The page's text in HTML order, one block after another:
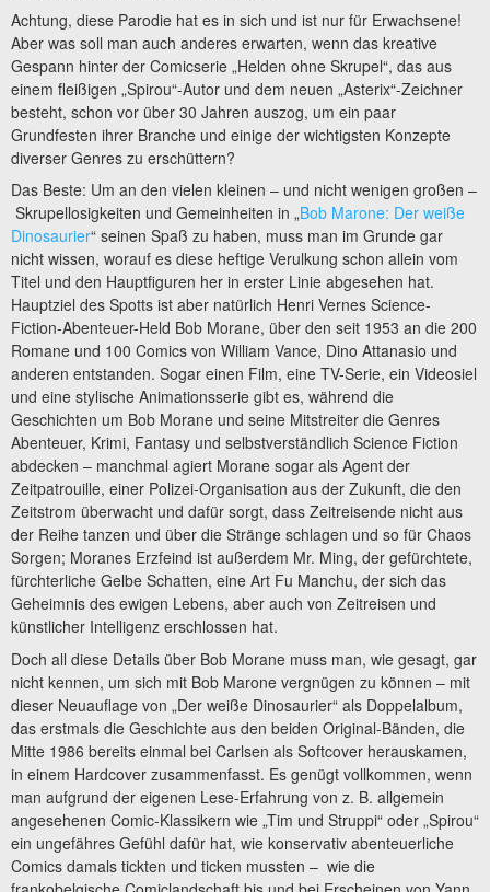
Achtung, diese Parodie hat es in sich und ist nur für Erwachsene!
Aber was soll man auch anderes erwarten, wenn das kreative
Gespann hinter der Comicserie „Helden ohne Skrupel“, das aus
einem fleißigen „Spirou“-Autor und dem neuen „Asterix“-Zeichner
besteht, schon vor über 30 Jahren auszog, um ein paar
Grundfesten ihrer Branche und einige der wichtigsten Konzepte
diverser Genres zu erschüttern?
Das Beste: Um an den vielen kleinen – und nicht wenigen großen –
Skrupellosigkeiten und Gemeinheiten in „Bob Marone: Der weiße
Dinosaurier“ seinen Spaß zu haben, muss man im Grunde gar
nicht wissen, worauf es diese heftige Verulkung schon allein vom
Titel und den Hauptfiguren her in erster Linie abgesehen hat.
Hauptziel des Spotts ist aber natürlich Henri Vernes Science-
Fiction-Abenteuer-Held Bob Morane, über den seit 1953 an die 200
Romane und 100 Comics von William Vance, Dino Attanasio und
anderen entstanden. Sogar einen Film, eine TV-Serie, ein Videosiel
und eine stylische Animationsserie gibt es, während die
Geschichten um Bob Morane und seine Mitstreiter die Genres
Abenteuer, Krimi, Fantasy und selbstverständlich Science Fiction
abdecken – manchmal agiert Morane sogar als Agent der
Zeitpatrouille, einer Polizei-Organisation aus der Zukunft, die den
Zeitstrom überwacht und dafür sorgt, dass Zeitreisende nicht aus
der Reihe tanzen und über die Stränge schlagen und so für Chaos
Sorgen; Moranes Erzfeind ist außerdem Mr. Ming, der gefürchtete,
fürchterliche Gelbe Schatten, eine Art Fu Manchu, der sich das
Geheimnis des ewigen Lebens, aber auch von Zeitreisen und
künstlicher Intelligenz erschlossen hat.
Doch all diese Details über Bob Morane muss man, wie gesagt, gar
nicht kennen, um sich mit Bob Marone vergnügen zu können – mit
dieser Neuauflage von „Der weiße Dinosaurier“ als Doppelalbum,
das erstmals die Geschichte aus den beiden Original-Bänden, die
Mitte 1986 bereits einmal bei Carlsen als Softcover herauskamen,
in einem Hardcover zusammenfasst. Es genügt vollkommen, wenn
man aufgrund der eigenen Lese-Erfahrung von z. B. allgemein
angesehenen Comic-Klassikern wie „Tim und Struppi“ oder „Spirou“
ein ungefähres Gefühl dafür hat, wie konservativ abenteuerliche
Comics damals tickten und ticken mussten – wie die